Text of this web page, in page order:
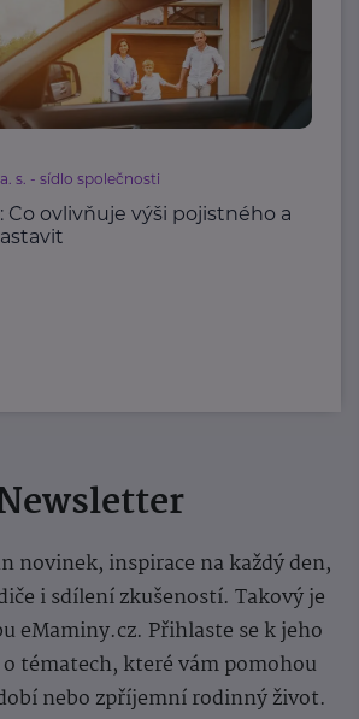
s. - sídlo společnosti
Co ovlivňuje výši pojistného a
novinek, inspirace na každý den,
i sdílení zkušeností. Takový je
eMaminy.cz. Přihlaste se k jeho
tématech, které vám pomohou
nebo zpříjemní rodinný život.